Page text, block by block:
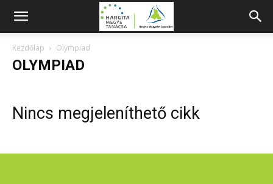
Kezdőlap Olympiad
OLYMPIAD
Nincs megjeleníthető cikk